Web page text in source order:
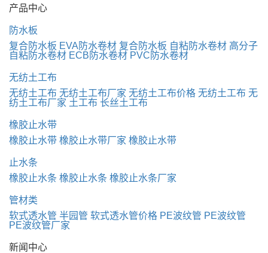
产品中心
防水板
复合防水板 EVA防水卷材 复合防水板 自粘防水卷材 高分子
自粘防水卷材 ECB防水卷材 PVC防水卷材
无纺土工布
无纺土工布 无纺土工布厂家 无纺土工布价格 无纺土工布 无
纺土工布厂家 土工布 长丝土工布
橡胶止水带
橡胶止水带 橡胶止水带厂家 橡胶止水带
止水条
橡胶止水条 橡胶止水条 橡胶止水条厂家
管材类
软式透水管 半园管 软式透水管价格 PE波纹管 PE波纹管
PE波纹管厂家
新闻中心